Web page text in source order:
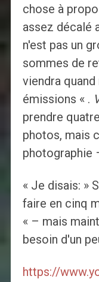
chose à
assez décalé
n'est pas un
sommes de
viendra
émissions « .
prendre
photos, mais
photographie
« Je disais: »
faire en cinq
« – mais
besoin d'un
https://